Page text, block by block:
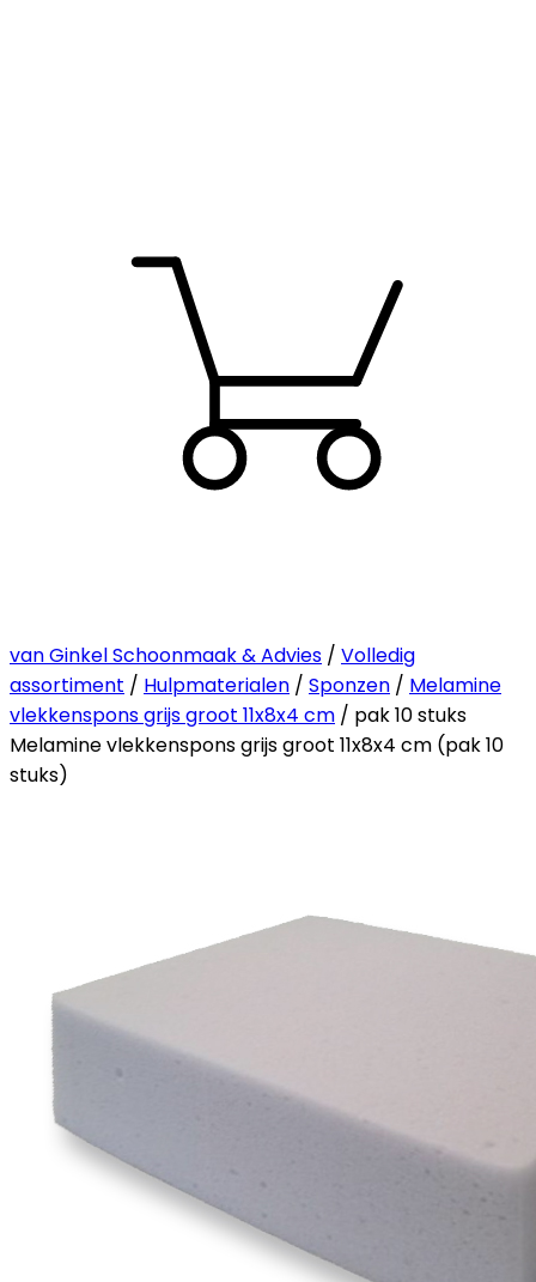
van Ginkel Schoonmaak & Advies / Volledig
assortiment / Hulpmaterialen / Sponzen / Melamine
vlekkenspons grijs groot 11x8x4 cm / pak 10 stuks
Melamine vlekkenspons grijs groot 11x8x4 cm (pak 10
stuks)